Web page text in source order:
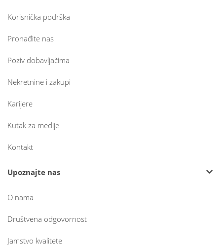
Korisnička podrška
Pronađite nas
Poziv dobavljačima
Nekretnine i zakupi
Karijere
Kutak za medije
Kontakt
Upoznajte nas
O nama
Društvena odgovornost
Jamstvo kvalitete